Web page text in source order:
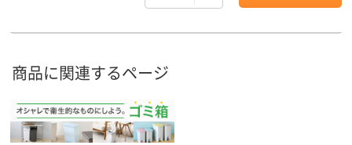
商品に関連するページ